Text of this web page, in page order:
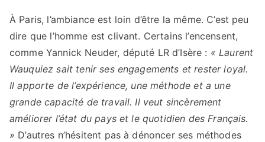
À Paris, l’ambiance est loin d’être la même. C’est peu
dire que l’homme est clivant. Certains l’encensent,
comme Yannick Neuder, député LR d’Isère : « Laurent
Wauquiez sait tenir ses engagements et rester loyal.
Il apporte de l’expérience, une méthode et a une
grande capacité de travail. Il veut sincèrement
améliorer l’état du pays et le quotidien des Français.
» D’autres n’hésitent pas à dénoncer ses méthodes